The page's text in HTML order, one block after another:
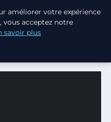
améliorer votre expérience
vous acceptez notre
savoir plus